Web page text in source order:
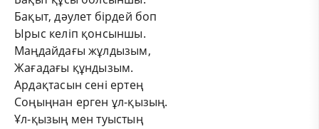
Бақыт, дәулет бірдей боп
Ырыс келіп қонсыншы.
Маңдайдағы жұлдызым,
Жағадағы құндызым.
Ардақтасын сені ертең
Соңыңнан ерген ұл-қызың.
Ұл-қызың мен туыстың